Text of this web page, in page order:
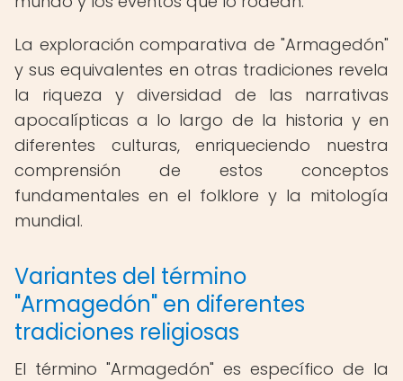
La exploración comparativa de "Armagedón"
y sus equivalentes en otras tradiciones revela
la riqueza y diversidad de las narrativas
apocalípticas a lo largo de la historia y en
diferentes culturas, enriqueciendo nuestra
comprensión de estos conceptos
fundamentales en el folklore y la mitología
mundial.
Variantes del término
"Armagedón" en diferentes
tradiciones religiosas
El término "Armagedón" es específico de la